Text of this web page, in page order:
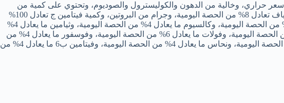
ثمرة الجريب فروت الواحدة تحتوي على 60 سعر حراري، وخالية من الدهون والكوليسترول والصوديوم، وتحتوي على كمية من
البوتاسيوم تعادل5% من الحصة اليومية، وألياف تعادل 8% من الحصة اليومية، وجرام من البروتين، وكمية فيتامين ج تعادل 100%
من الحصة اليومية، وفيتامين أ ما يعادل 35% من الحصة اليومية، وكالسيوم ما يعادل 4% من الحصة اليومية، وثيامين ما يعادل 4%
من الحصة اليومية، ونياسين ما يعادل 2% من الحصة اليومية، وفولات ما يعادل 6% من الحصة اليومية، وفوسفور ما يعادل 4% من
الحصة اليومية، ومغنسيوم ما يعادل 4% من الحصة اليومية، ونحاس ما يعادل 4% من الحصة اليومية، وفيتامين ب6 ما يعادل 4% من